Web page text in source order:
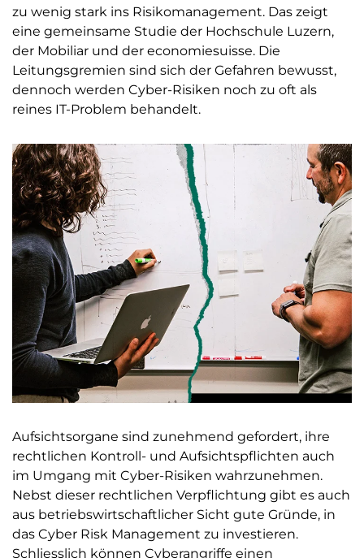
zu wenig stark ins Risikomanagement. Das zeigt
eine gemeinsame Studie der Hochschule Luzern,
der Mobiliar und der economiesuisse. Die
Leitungsgremien sind sich der Gefahren bewusst,
dennoch werden Cyber-Risiken noch zu oft als
reines IT-Problem behandelt.
Aufsichtsorgane sind zunehmend gefordert, ihre
rechtlichen Kontroll- und Aufsichtspflichten auch
im Umgang mit Cyber-Risiken wahrzunehmen.
Nebst dieser rechtlichen Verpflichtung gibt es auch
aus betriebswirtschaftlicher Sicht gute Gründe, in
das Cyber Risk Management zu investieren.
Schliesslich können Cyberangriffe einen